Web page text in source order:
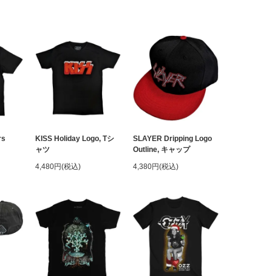
KISS Holiday Logo, Tシ
ャツ
4,480円(税込)
SLAYER Dripping Logo
Outline, キャップ
4,380円(税込)